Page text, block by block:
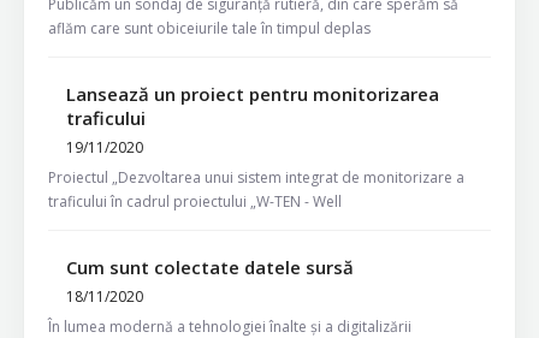
Publicăm un sondaj de siguranță rutieră, din care sperăm să
aflăm care sunt obiceiurile tale în timpul deplas
Lansează un proiect pentru monitorizarea
traficului
19/11/2020
Proiectul „Dezvoltarea unui sistem integrat de monitorizare a
traficului în cadrul proiectului „W-TEN - Well
Cum sunt colectate datele sursă
18/11/2020
În lumea modernă a tehnologiei înalte și a digitalizării